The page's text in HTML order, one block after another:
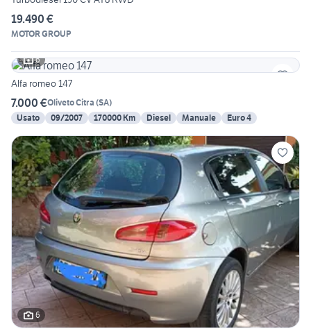
19.490 €
MOTOR GROUP
6
Alfa romeo 147
7.000 €Oliveto Citra (SA)
Usato
09/2007 170000 Km Diesel Manuale Euro 4
6